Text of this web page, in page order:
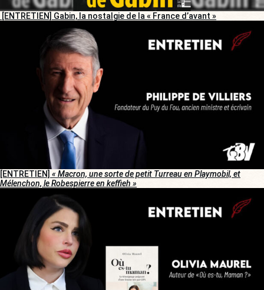
[ENTRETIEN] Gabin, la nostalgie de la « France d’avant »
[ENTRETIEN] « Macron, une sorte de petit Turreau en Playmobil, et
Mélenchon, le Robespierre en keffieh »